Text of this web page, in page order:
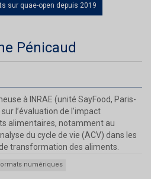
sur quae-open depuis 2019
Pénicaud
à INRAE (unité SayFood, Paris-
l’évaluation de l’impact
alimentaires, notamment au
du cycle de vie (ACV) dans les
transformation des aliments.
numériques